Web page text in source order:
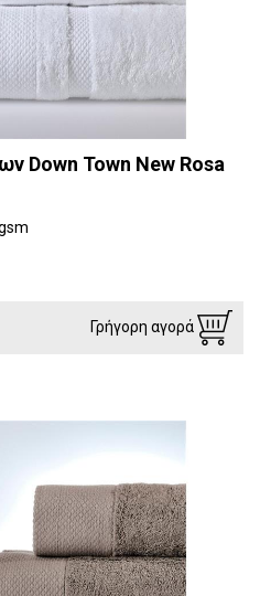
Down Town New Rosa
Γρήγορη αγορά